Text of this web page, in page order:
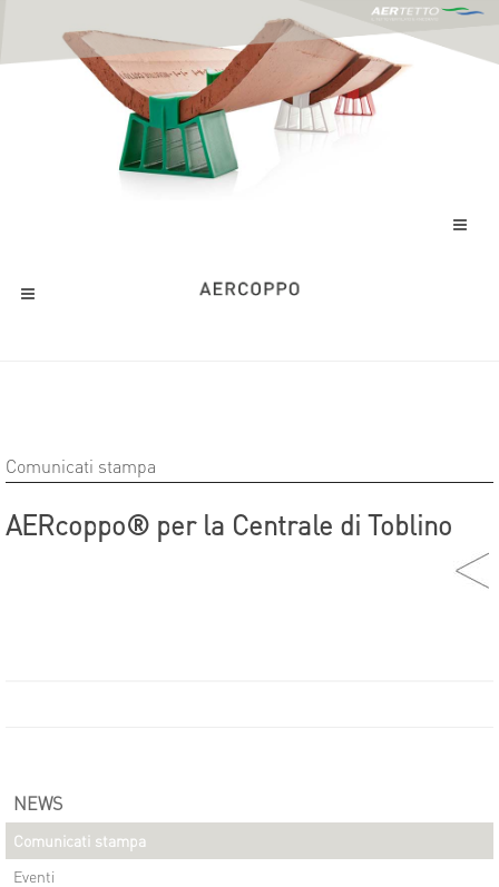
Comunicati stampa
AERcoppo® per la Centrale di Toblino
NEWS
Comunicati stampa
Eventi